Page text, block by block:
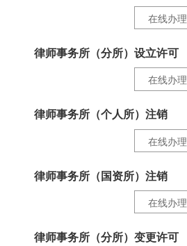
在线办理
律师事务所（分所）设立许可
在线办理
律师事务所（个人所）注销
在线办理
律师事务所（国资所）注销
在线办理
律师事务所（分所）变更许可